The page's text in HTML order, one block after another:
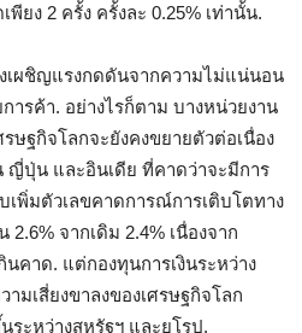
ยง 2 ครั้ง ครั้งละ 0.25% เท่านั้น.
เผชิญแรงกดดันจากความไม่แน่นอน
รค้า. อย่างไรก็ตาม บางหน่วยงาน
ษฐกิจโลกจะยังคงขยายตัวต่อเนื่อง
ญี่ปุ่น และอินเดีย ที่คาดว่าจะมีการ
เพิ่มตัวเลขคาดการณ์การเติบโตทาง
2.6% จากเดิม 2.4% เนื่องจาก
คาด. แต่กองทุนการเงินระหว่าง
ามเสี่ยงขาลงของเศรษฐกิจโลก
ะหว่างสหรัฐฯ และยุโรป.